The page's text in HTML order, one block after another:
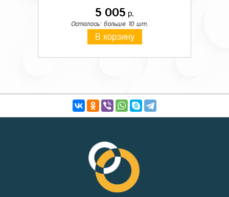
5 005 р.
Осталось: больше 10 шт.
В корзину